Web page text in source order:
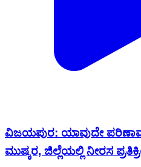
ವಿಜಯಪುರ: ಯಾವುದೇ
ಮುಷ್ಕರ, ಜಿಲ್ಲೆಯಲ್ಲಿ ನೀರಸ